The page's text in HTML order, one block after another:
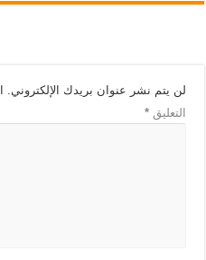
لن يتم نشر عنوان بريدك الإلكتروني.
التعليق*